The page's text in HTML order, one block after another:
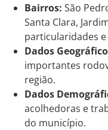
Bairros: São
Santa Clara,
particularidades
Dados
importantes
região.
Dados
acolhedoras e
do município.